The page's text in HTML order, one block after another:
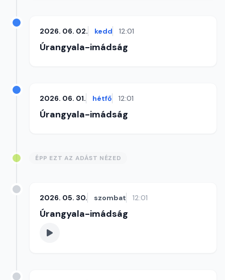
2026. 06. 02. kedd 12:01
Úrangyala-imádság
2026. 06. 01. hétfő 12:01
Úrangyala-imádság
ÉPP EZT AZ ADÁST NÉZED
2026. 05. 30. szombat 12:01
Úrangyala-imádság